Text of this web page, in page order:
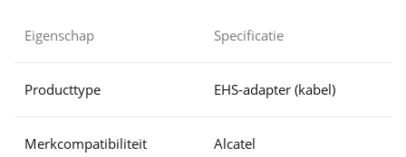
Eigenschap Specificatie
Producttype EHS-adapter (kabel)
Merkcompatibiliteit Alcatel